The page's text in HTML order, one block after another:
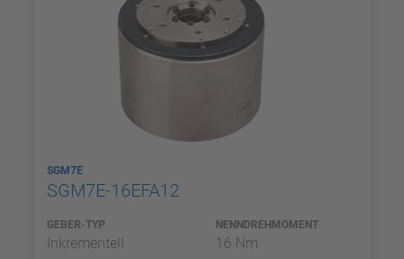
SGM7E
SGM7E-16EFA12
GEBER-TYP
Inkrementell
NENNDREHMOMENT
16 Nm